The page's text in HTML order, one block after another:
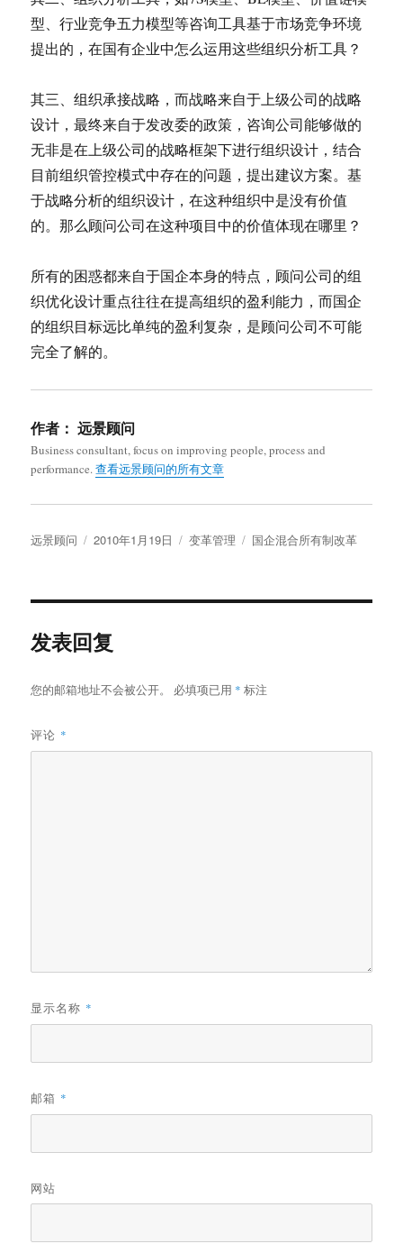
型、行业竞争五力模型等咨询工具基于市场竞争环境
提出的，在国有企业中怎么运用这些组织分析工具？
其三、组织承接战略，而战略来自于上级公司的战略
设计，最终来自于发改委的政策，咨询公司能够做的
无非是在上级公司的战略框架下进行组织设计，结合
目前组织管控模式中存在的问题，提出建议方案。基
于战略分析的组织设计，在这种组织中是没有价值
的。那么顾问公司在这种项目中的价值体现在哪里？
所有的困惑都来自于国企本身的特点，顾问公司的组
织优化设计重点往往在提高组织的盈利能力，而国企
的组织目标远比单纯的盈利复杂，是顾问公司不可能
完全了解的。
作者： 远景顾问
Business consultant, focus on improving people, process and
performance.查看远景顾问的所有文章
作
远景顾问
发
2010年1月19日
分
变革管理
标
国企混合所有制改革
发表回复
您的邮箱地址不会被公开。 必填项已用 * 标注
评论 *
显示名称 *
邮箱 *
网站